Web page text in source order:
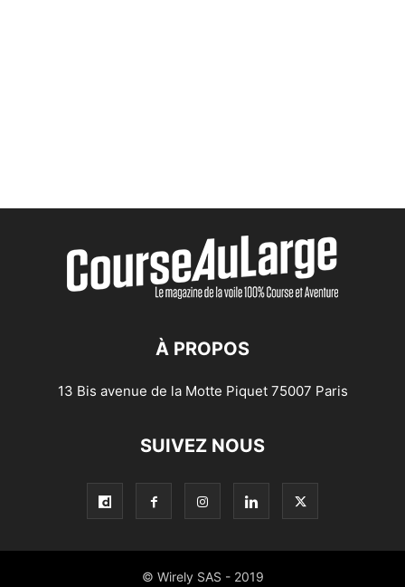
À PROPOS
13 Bis avenue de la Motte Piquet 75007 Paris
SUIVEZ NOUS
© Wirely SAS - 2019